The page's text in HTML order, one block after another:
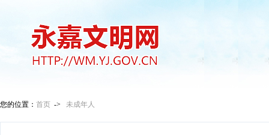
您的位置： 首页 -> 未成年人